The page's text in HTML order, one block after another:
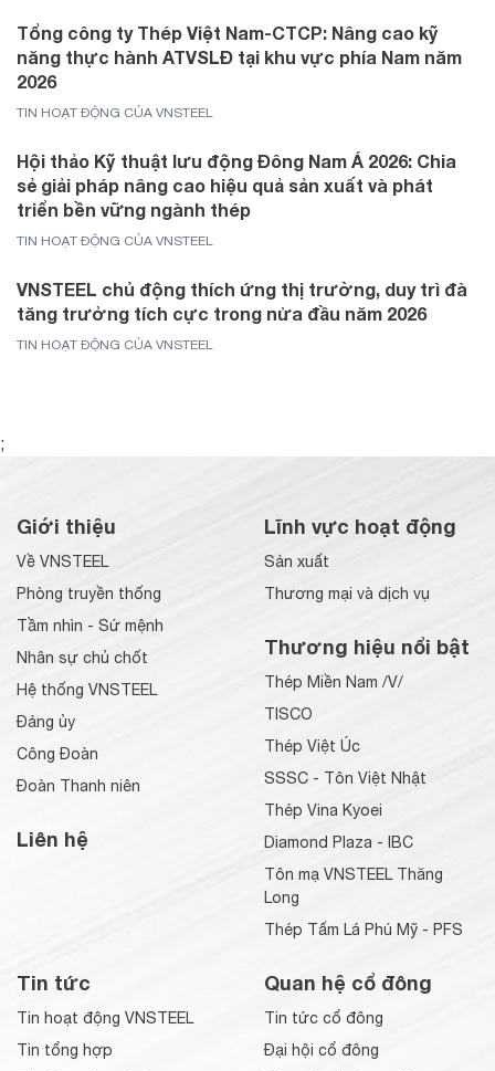
Tổng công ty Thép Việt Nam-CTCP: Nâng cao kỹ
năng thực hành ATVSLĐ tại khu vực phía Nam năm
2026
TIN HOẠT ĐỘNG CỦA VNSTEEL
Hội thảo Kỹ thuật lưu động Đông Nam Á 2026: Chia
sẻ giải pháp nâng cao hiệu quả sản xuất và phát
triển bền vững ngành thép
TIN HOẠT ĐỘNG CỦA VNSTEEL
VNSTEEL chủ động thích ứng thị trường, duy trì đà
tăng trưởng tích cực trong nửa đầu năm 2026
TIN HOẠT ĐỘNG CỦA VNSTEEL
;
Giới thiệu
Về VNSTEEL
Phòng truyền thống
Tầm nhìn - Sứ mệnh
Nhân sự chủ chốt
Hệ thống VNSTEEL
Đảng ủy
Công Đoàn
Đoàn Thanh niên
Liên hệ
Lĩnh vực hoạt động
Sản xuất
Thương mại và dịch vụ
Thương hiệu nổi bật
Thép Miền Nam /V/
TISCO
Thép Việt Úc
SSSC - Tôn Việt Nhật
Thép Vina Kyoei
Diamond Plaza - IBC
Tôn mạ VNSTEEL Thăng
Long
Thép Tấm Lá Phú Mỹ - PFS
Tin tức
Tin hoạt động VNSTEEL
Tin tổng hợp
Quan hệ cổ đông
Tin tức cổ đông
Đại hội cổ đông